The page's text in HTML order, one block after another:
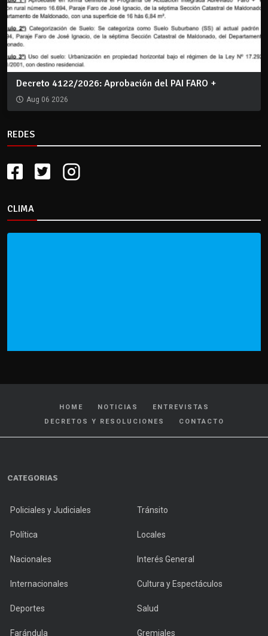
Decreto 4122/2026: Aprobación del PAI FARO +
Aug 06 2026
REDES
CLIMA
HOME NOTICIAS
ENTREVISTAS
DECRETOS Y RESOLUCIONES
CONTACTO
CATEGORIAS
Policiales y Judiciales Tránsito
Política Locales
Nacionales Interés General
Internacionales Cultura y Espectáculos
Deportes Salud
Farándula Gremiales